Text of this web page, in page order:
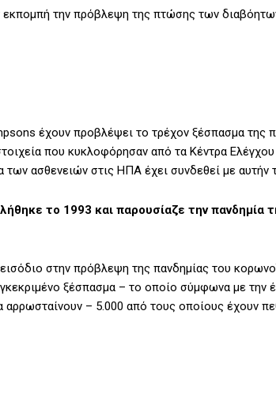
εκπομπή την πρόβλεψη της πτώσης των
έχουν προβλέψει το τρέχον ξέσπασμα της
που κυκλοφόρησαν από τα Κέντρα
των ασθενειών στις ΗΠΑ έχει συνδεθεί με αυτήν
το 1993 και παρουσίαζε την πανδημία
στην πρόβλεψη της πανδημίας του
ξέσπασμα – το οποίο σύμφωνα με την
– 5.000 από τους οποίους έχουν